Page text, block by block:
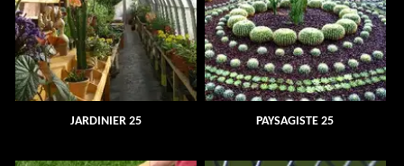
JARDINIER 25 PAYSAGISTE 25